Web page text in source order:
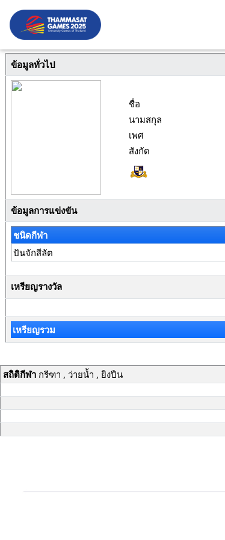
ข้อมูลทั่วไป
ชื่อ
นามสกุล
เพศ
สังกัด
ข้อมูลการแข่งขัน
ชนิดกีฬา
ปันจักสีลัต
เหรียญรางวัล
เหรียญรวม
สถิติกีฬากรีฑา , ว่ายน้ำ , ยิงปืน